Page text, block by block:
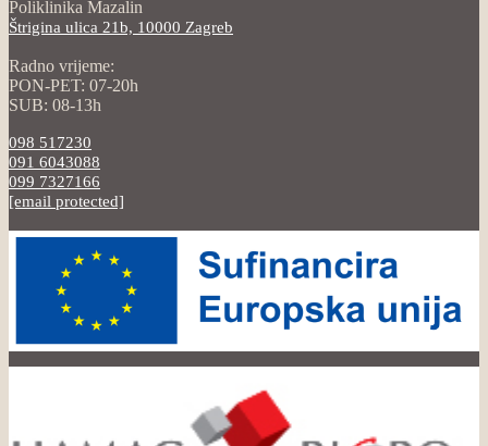
Poliklinika Mazalin
Štrigina ulica 21b, 10000 Zagreb
Radno vrijeme:
PON-PET: 07-20h
SUB: 08-13h
098 517230
091 6043088
099 7327166
[email protected]